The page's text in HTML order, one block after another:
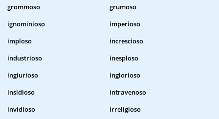
grommoso
grumoso
ignominioso
imperioso
imploso
increscioso
industrioso
inesploso
ingiurioso
inglorioso
insidioso
intravenoso
invidioso
irreligioso